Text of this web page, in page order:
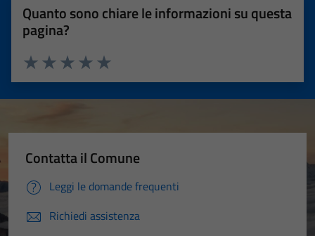
Quanto sono chiare le informazioni su questa
pagina?
Valuta 5 stelle su 5
Valuta 4 stelle su 5
Valuta 3 stelle su 5
Valuta 2 stelle su 5
Valuta 1 stelle su 5
Contatta il Comune
Leggi le domande frequenti
Richiedi assistenza